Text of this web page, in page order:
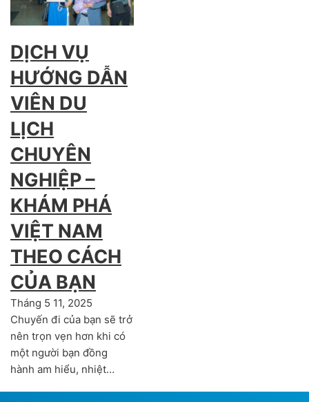
DỊCH VỤ
HƯỚNG DẪN
VIÊN DU
LỊCH
CHUYÊN
NGHIỆP –
KHÁM PHÁ
VIỆT NAM
THEO CÁCH
CỦA BẠN
Tháng 5 11, 2025
Chuyến đi của bạn sẽ trở
nên trọn vẹn hơn khi có
một người bạn đồng
hành am hiểu, nhiệt…